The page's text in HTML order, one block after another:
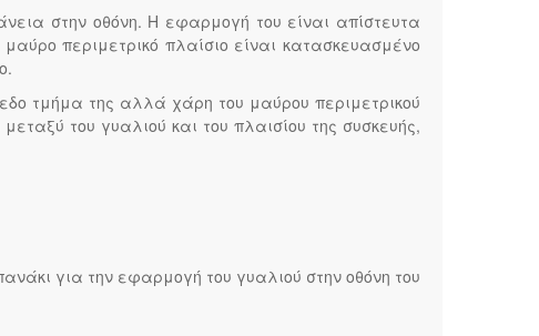
στην οθόνη. Η εφαρμογή του είναι απίστευτα
περιμετρικό πλαίσιο είναι κατασκευασμένο
τμήμα της αλλά χάρη του μαύρου περιμετρικού
του γυαλιού και του πλαισίου της συσκευής,
για την εφαρμογή του γυαλιού στην οθόνη του